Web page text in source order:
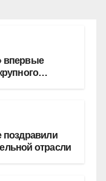
впервые
поздравили
отрасли